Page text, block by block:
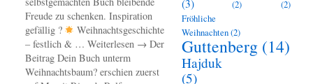
Freude zu schenken. Inspiration
gefällig ?
Weihnachtsgeschichte
– festlich & … Weiterlesen → Der
Beitrag Dein Buch unterm
Weihnachtsbaum? erschien zuerst
(3) (2)
(2)
Fröhliche
Weihnachten(2)
Guttenberg (14)
Hajduk
(5)